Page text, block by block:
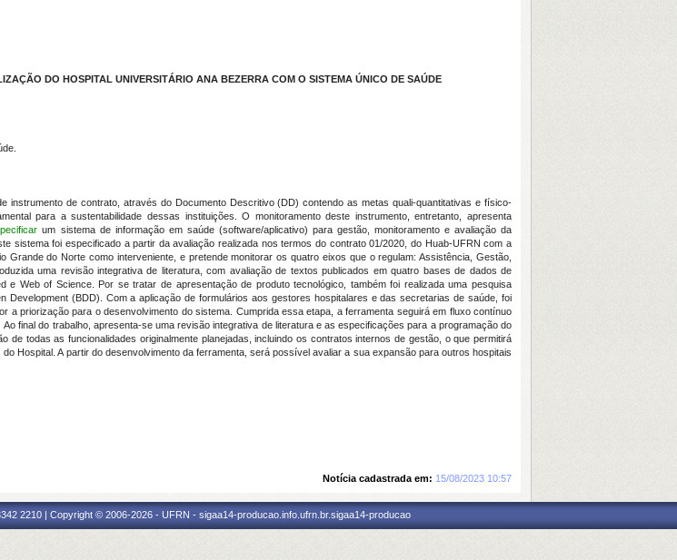
DO HOSPITAL UNIVERSITÁRIO ANA BEZERRA COM O SISTEMA ÚNICO DE SAÚDE
instrumento de contrato, através do Documento Descritivo (DD) contendo as metas quali-quantitativas e físico-
para a sustentabilidade dessas instituições. O monitoramento deste instrumento, entretanto, apresenta
um sistema de informação em saúde (software/aplicativo) para gestão, monitoramento e avaliação da
sistema foi especificado a partir da avaliação realizada nos termos do contrato 01/2020, do Huab-UFRN com a
do Norte como interveniente, e pretende monitorar os quatro eixos que o regulam: Assistência, Gestão,
uma revisão integrativa de literatura, com avaliação de textos publicados em quatro bases de dados de
e Web of Science. Por se tratar de apresentação de produto tecnológico, também foi realizada uma pesquisa
(BDD). Com a aplicação de formulários aos gestores hospitalares e das secretarias de saúde, foi
priorização para o desenvolvimento do sistema. Cumprida essa etapa, a ferramenta seguirá em fluxo contínuo
Ao final do trabalho, apresenta-se uma revisão integrativa de literatura e as especificações para a programação do
de todas as funcionalidades originalmente planejadas, incluindo os contratos internos de gestão, o que permitirá
Hospital. A partir do desenvolvimento da ferramenta, será possível avaliar a sua expansão para outros hospitais
Notícia cadastrada em: 15/08/2023 10:57
2210 | Copyright © 2006-2026 - UFRN - sigaa14-producao.info.ufrn.br.sigaa14-producao